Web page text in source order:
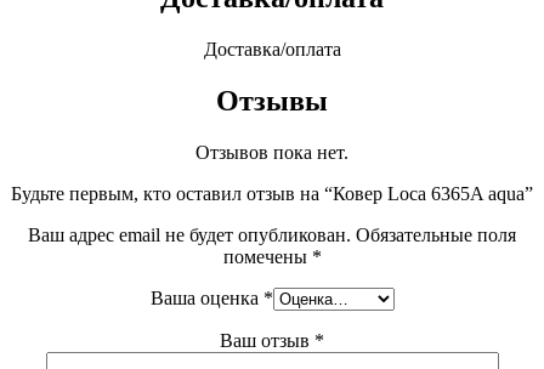
Доставка/оплата
Отзывы
Отзывов пока нет.
Будьте первым, кто оставил отзыв на “Ковер Loca 6365A aqua”
Ваш адрес email не будет опубликован. Обязательные поля
помечены *
Ваша оценка *
Ваш отзыв *